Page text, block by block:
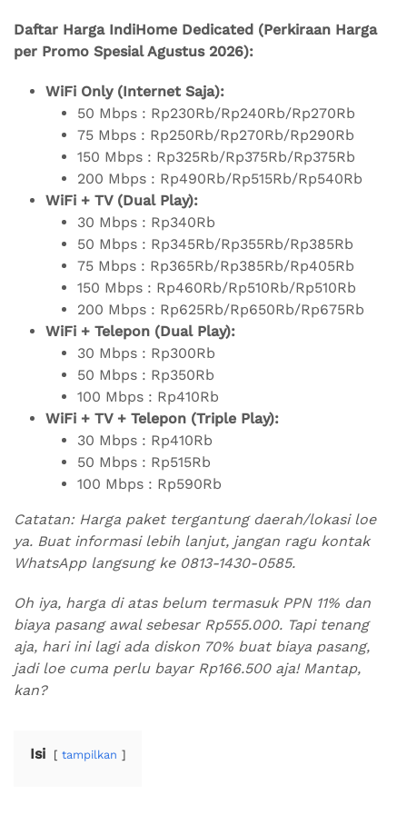
Daftar Harga IndiHome Dedicated (Perkiraan Harga
per Promo Spesial Agustus 2026):
WiFi Only (Internet Saja):
50 Mbps : Rp230Rb/Rp240Rb/Rp270Rb
75 Mbps : Rp250Rb/Rp270Rb/Rp290Rb
150 Mbps : Rp325Rb/Rp375Rb/Rp375Rb
200 Mbps : Rp490Rb/Rp515Rb/Rp540Rb
WiFi + TV (Dual Play):
30 Mbps : Rp340Rb
50 Mbps : Rp345Rb/Rp355Rb/Rp385Rb
75 Mbps : Rp365Rb/Rp385Rb/Rp405Rb
150 Mbps : Rp460Rb/Rp510Rb/Rp510Rb
200 Mbps : Rp625Rb/Rp650Rb/Rp675Rb
WiFi + Telepon (Dual Play):
30 Mbps : Rp300Rb
50 Mbps : Rp350Rb
100 Mbps : Rp410Rb
WiFi + TV + Telepon (Triple Play):
30 Mbps : Rp410Rb
50 Mbps : Rp515Rb
100 Mbps : Rp590Rb
Catatan: Harga paket tergantung daerah/lokasi loe
ya. Buat informasi lebih lanjut, jangan ragu kontak
WhatsApp langsung ke 0813-1430-0585.
Oh iya, harga di atas belum termasuk PPN 11% dan
biaya pasang awal sebesar Rp555.000. Tapi tenang
aja, hari ini lagi ada diskon 70% buat biaya pasang,
jadi loe cuma perlu bayar Rp166.500 aja! Mantap,
kan?
Isi tampilkan